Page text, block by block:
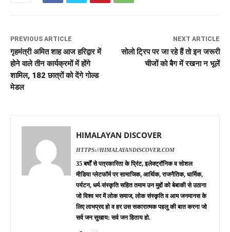
PREVIOUS ARTICLE
गृहमंत्री अमित शाह आज हरिद्वार में
होने वाले तीन कार्यक्रमों में होंगे
शामिल, 182 छात्रों को देंगे गोल्ड
मेडल
NEXT ARTICLE
सोलो ट्रिप पर जा रहे हैं तो इन जरूरी
चीजों को बैग में रखना न भूलें
HIMALAYAN DISCOVER
HTTPS://HIMALAYANDISCOVER.COM
35 बर्षों से पत्रकारिता के प्रिंट, इलेक्ट्रॉनिक व सोशल
मीडिया प्लेटफॉर्म पर सामाजिक, आर्थिक, राजनैतिक, धार्मिक,
पर्यटन, धर्म-संस्कृति सहित तमाम उन मुद्दों को बेबाकी से उठाना
जो विश्व भर में लोक समाज, लोक संस्कृति व आम जनमानस के
लिए लाभप्रद हो व हर उस सकारात्मक पहलु की बात करना जो
सर्व जन सुखाय: सर्व जन हिताय हो.